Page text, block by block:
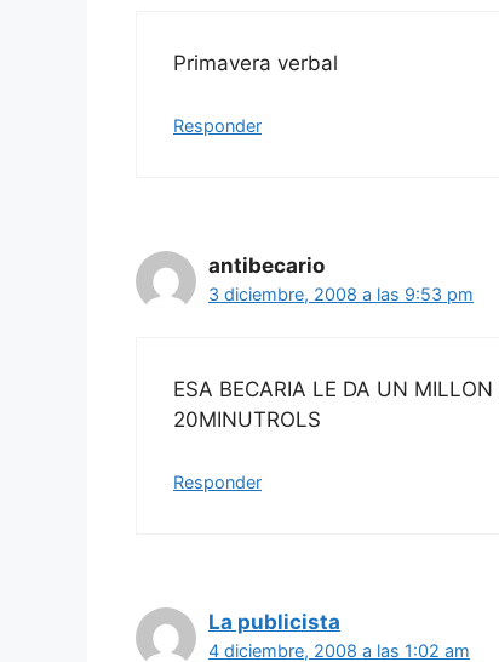
Primavera verbal
Responder
antibecario
3 diciembre, 2008 a las 9:53 pm
ESA BECARIA LE DA UN
20MINUTROLS
Responder
La publicista
4 diciembre, 2008 a las 1:02 am